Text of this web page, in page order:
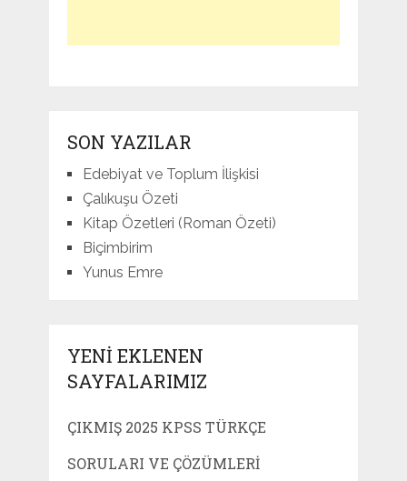
SON YAZILAR
Edebiyat ve Toplum İlişkisi
Çalıkuşu Özeti
Kitap Özetleri (Roman Özeti)
Biçimbirim
Yunus Emre
YENI EKLENEN
SAYFALARIMIZ
ÇIKMIŞ 2025 KPSS TÜRKÇE
SORULARI VE ÇÖZÜMLERI